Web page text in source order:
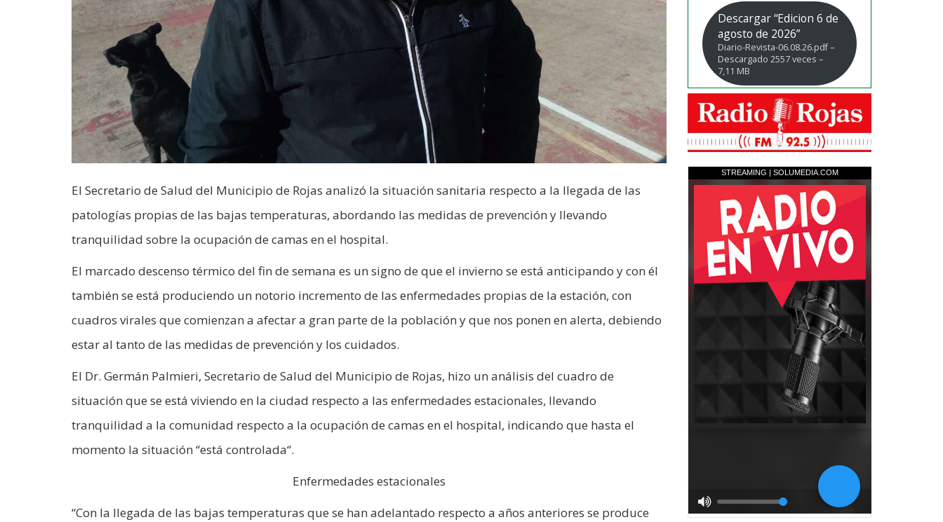
El Secretario de Salud del Municipio de Rojas analizó la situación sanitaria respecto a la llegada de las
patologías propias de las bajas temperaturas, abordando las medidas de prevención y llevando
tranquilidad sobre la ocupación de camas en el hospital.
El marcado descenso térmico del fin de semana es un signo de que el invierno se está anticipando y con él
también se está produciendo un notorio incremento de las enfermedades propias de la estación, con
cuadros virales que comienzan a afectar a gran parte de la población y que nos ponen en alerta, debiendo
estar al tanto de las medidas de prevención y los cuidados.
El Dr. Germán Palmieri, Secretario de Salud del Municipio de Rojas, hizo un análisis del cuadro de
situación que se está viviendo en la ciudad respecto a las enfermedades estacionales, llevando
tranquilidad a la comunidad respecto a la ocupación de camas en el hospital, indicando que hasta el
momento la situación “está controlada“.
Enfermedades estacionales
“Con la llegada de las bajas temperaturas que se han adelantado respecto a años anteriores se produce
Descargar “Edicion 6 de
agosto de 2026”
Diario-Revista-06.08.26.pdf –
Descargado 2557 veces –
7,11 MB